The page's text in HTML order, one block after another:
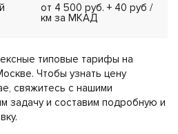
от 4 500 руб. + 40 руб /
км за МКАД
типовые тарифы на
Чтобы узнать цену
свяжитесь с нашими
задачу и составим подробную и